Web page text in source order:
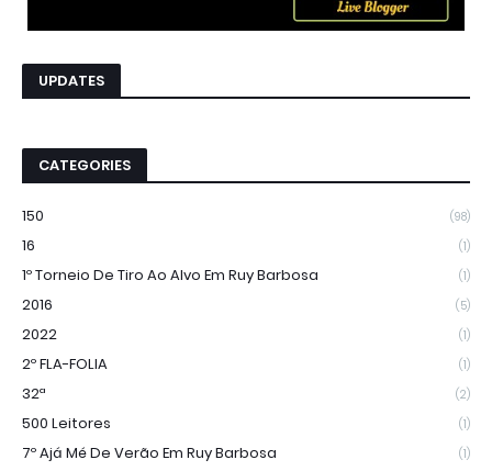
UPDATES
CATEGORIES
150 (98)
16 (1)
1º Torneio De Tiro Ao Alvo Em Ruy Barbosa (1)
2016 (5)
2022 (1)
2º FLA-FOLIA (1)
32ª (2)
500 Leitores (1)
7º Ajá Mé De Verão Em Ruy Barbosa (1)